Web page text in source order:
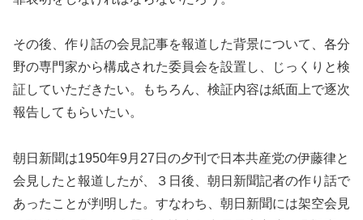
その後、作り話の会見記事を報道した背景について、各分
野の専門家から構成された委員会を設置し、じっくりと検
証していただきたい。もちろん、検証内容は紙面上で逐次
報告してもらいたい。
朝日新聞は1950年9月27日の夕刊で日本共産党の伊藤律と
会見したと報道したが、３日後、朝日新聞記者の作り話で
あったことが判明した。すなわち、朝日新聞には架空会見